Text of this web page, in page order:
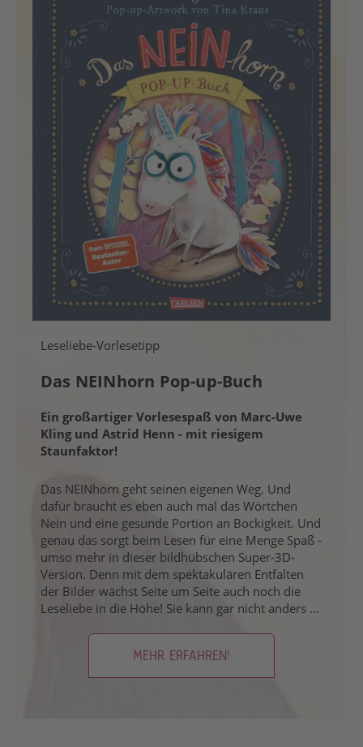
Leseliebe-Vorlesetipp
Das NEINhorn Pop-up-Buch
Ein großartiger Vorlesespaß von Marc-Uwe
Kling und Astrid Henn - mit riesigem
Staunfaktor!
Das NEINhorn geht seinen eigenen Weg. Und
dafür braucht es eben auch mal das Wörtchen
Nein und eine gesunde Portion an Bockigkeit. Und
genau das sorgt beim Lesen für eine Menge Spaß -
umso mehr in dieser bildhübschen Super-3D-
Version. Denn mit dem spektakulären Entfalten
der Bilder wächst Seite um Seite auch noch die
Leseliebe in die Höhe! Sie kann gar nicht anders ...
MEHR ERFAHREN!